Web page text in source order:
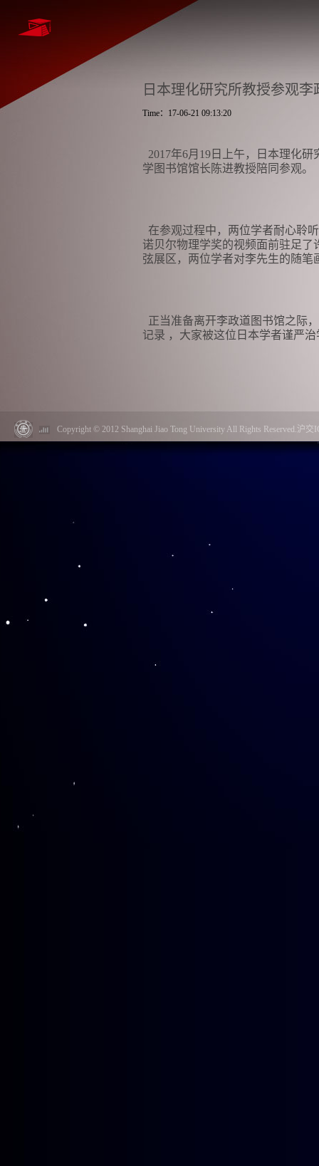
日本理化研究所教授参观李
Time：17-06-21 09:13:20
2017年6月 19 日上午，日本理化
学图书馆馆长陈进教授陪同参观。
在参观过程中，两位学者耐心聆
诺贝尔物理学奖的视频面前驻足
弦展区，两位学者对李先生的随笔
正当准备离开李政道图书馆之际
记录 ，大家被这位日本学者谨严
Copyright © 2012 Shanghai Jiao Tong University All Rights Reserved.沪交